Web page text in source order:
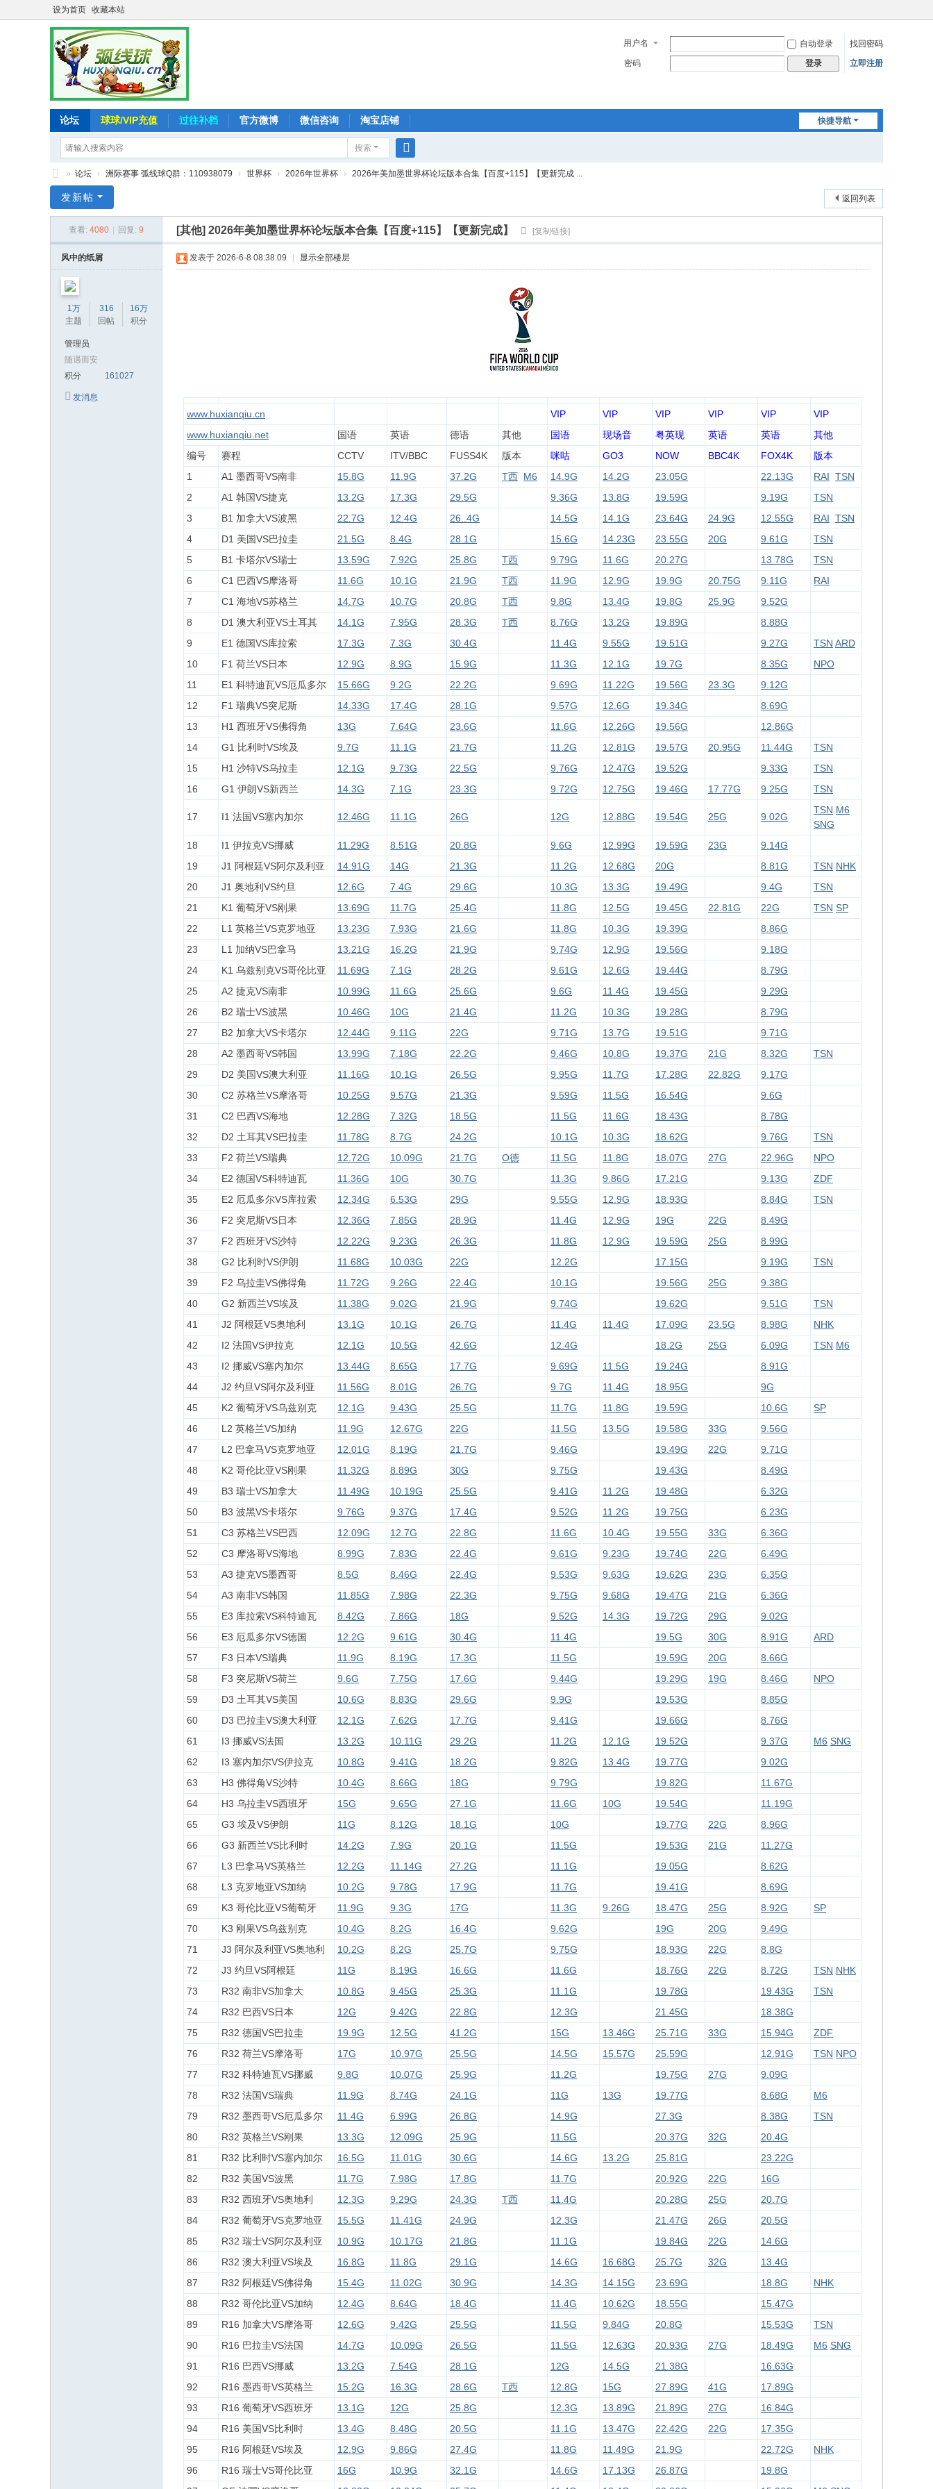
设为首页 收藏本站
用户名 自动登录
找回密码
密码
登录 立即注册
快捷导航
论坛 球球/VIP充值 过往补档 官方微博 微信咨询 淘宝店铺
搜索
搜
线
» 论坛 › 洲际赛事 弧线球Q群：110938079 › 世界杯 › 2026年世界杯 › 2026年美加墨世界杯论坛版本合集【百度+115】【更新完成 ...
返回列表
发新帖
查看: 4080 回复: 9 [其他] 2026年美加墨世界杯论坛版本合集【百度+115】【更新完成】 [复制链接]
风中的纸屑
1万
主题
316
回帖
16万
积分
管理员
随遇而安
积分
161027
发消息
发表于 2026-6-8 08:38:09 显示全部楼层
www.huxianqiu.cn VIP VIP VIP VIP VIP
VIP
www.huxianqiu.net
国语 英语 德语 其他 国语 现场音 粤英现 英语 英语
其他
编号
赛程 CCTV ITV/BBC FUSS4K 版本 咪咕 GO3 NOW BBC4K FOX4K
版本
1
A1 墨西哥VS南非 15.8G 11.9G 37.2G T西 M6 14.9G 14.2G 23.05G 22.13G RAI TSN
2
A1 韩国VS捷克 13.2G 17.3G 29.5G 9.36G 13.8G 19.59G 9.19G
TSN
3
B1 加拿大VS波黑 22.7G 12.4G 26..4G 14.5G 14.1G 23.64G 24.9G 12.55G RAI TSN
4
D1 美国VS巴拉圭 21.5G 8.4G 28.1G 15.6G 14.23G 23.55G 20G 9.61G
TSN
5
B1 卡塔尔VS瑞士 13.59G 7.92G 25.8G T西 9.79G 11.6G 20.27G 13.78G
TSN
6
C1 巴西VS摩洛哥 11.6G 10.1G 21.9G T西 11.9G 12.9G 19.9G 20.75G 9.11G
RAI
7
C1 海地VS苏格兰 14.7G 10.7G 20.8G T西 9.8G 13.4G 19.8G 25.9G
9.52G
8
D1 澳大利亚VS土耳其 14.1G 7.95G 28.3G T西 8.76G 13.2G 19.89G
8.88G
9
E1 德国VS库拉索 17.3G 7.3G 30.4G 11.4G 9.55G 19.51G 9.27G TSN ARD
10
F1 荷兰VS日本 12.9G 8.9G 15.9G 11.3G 12.1G 19.7G 8.35G
NPO
11
E1 科特迪瓦VS厄瓜多尔 15.66G 9.2G 22.2G 9.69G 11.22G 19.56G 23.3G
9.12G
12
F1 瑞典VS突尼斯 14.33G 17.4G 28.1G 9.57G 12.6G 19.34G
8.69G
13
H1 西班牙VS佛得角 13G 7.64G 23.6G 11.6G 12.26G 19.56G
12.86G
14
G1 比利时VS埃及 9.7G 11.1G 21.7G 11.2G 12.81G 19.57G 20.95G 11.44G
TSN
15
H1 沙特VS乌拉圭 12.1G 9.73G 22.5G 9.76G 12.47G 19.52G 9.33G
TSN
16
G1 伊朗VS新西兰 14.3G 7.1G 23.3G 9.72G 12.75G 19.46G 17.77G 9.25G TSN
17 I1 法国VS塞内加尔 12.46G 11.1G 26G 12G 12.88G 19.54G 25G 9.02G
TSN M6
SNG
18
I1 伊拉克VS挪威 11.29G 8.51G 20.8G 9.6G 12.99G 19.59G 23G
9.14G
19
J1 阿根廷VS阿尔及利亚 14.91G 14G 21.3G 11.2G 12.68G 20G 8.81G TSN NHK
20
J1 奥地利VS约旦 12.6G 7.4G 29.6G 10.3G 13.3G 19.49G 9.4G
TSN
21
K1 葡萄牙VS刚果 13.69G 11.7G 25.4G 11.8G 12.5G 19.45G 22.81G 22G TSN SP
22
L1 英格兰VS克罗地亚 13.23G 7.93G 21.6G 11.8G 10.3G 19.39G
8.86G
23
L1 加纳VS巴拿马 13.21G 16.2G 21.9G 9.74G 12.9G 19.56G
9.18G
24
K1 乌兹别克VS哥伦比亚 11.69G 7.1G 28.2G 9.61G 12.6G 19.44G
8.79G
25
A2 捷克VS南非 10.99G 11.6G 25.6G 9.6G 11.4G 19.45G
9.29G
26
B2 瑞士VS波黑 10.46G 10G 21.4G 11.2G 10.3G 19.28G
8.79G
27
B2 加拿大VS卡塔尔 12.44G 9.11G 22G 9.71G 13.7G 19.51G
9.71G
28
A2 墨西哥VS韩国 13.99G 7.18G 22.2G 9.46G 10.8G 19.37G 21G 8.32G
TSN
29
D2 美国VS澳大利亚 11.16G 10.1G 26.5G 9.95G 11.7G 17.28G 22.82G
9.17G
30
C2 苏格兰VS摩洛哥 10.25G 9.57G 21.3G 9.59G 11.5G 16.54G
9.6G
31
C2 巴西VS海地 12.28G 7.32G 18.5G 11.5G 11.6G 18.43G
8.78G
32
D2 土耳其VS巴拉圭 11.78G 8.7G 24.2G 10.1G 10.3G 18.62G 9.76G
TSN
33
F2 荷兰VS瑞典 12.72G 10.09G 21.7G O德 11.5G 11.8G 18.07G 27G 22.96G
NPO
34
E2 德国VS科特迪瓦 11.36G 10G 30.7G 11.3G 9.86G 17.21G 9.13G
ZDF
35
E2 厄瓜多尔VS库拉索 12.34G 6.53G 29G 9.55G 12.9G 18.93G 8.84G
TSN
36
F2 突尼斯VS日本 12.36G 7.85G 28.9G 11.4G 12.9G 19G 22G
8.49G
37
F2 西班牙VS沙特 12.22G 9.23G 26.3G 11.8G 12.9G 19.59G 25G
8.99G
38
G2 比利时VS伊朗 11.68G 10.03G 22G 12.2G 17.15G 9.19G
TSN
39
F2 乌拉圭VS佛得角 11.72G 9.26G 22.4G 10.1G 19.56G 25G
9.38G
40
G2 新西兰VS埃及 11.38G 9.02G 21.9G 9.74G 19.62G 9.51G
TSN
41
J2 阿根廷VS奥地利 13.1G 10.1G 26.7G 11.4G 11.4G 17.09G 23.5G 8.98G
NHK
42
I2 法国VS伊拉克 12.1G 10.5G 42.6G 12.4G 18.2G 25G 6.09G TSN M6
43
I2 挪威VS塞内加尔 13.44G 8.65G 17.7G 9.69G 11.5G 19.24G
8.91G
44
J2 约旦VS阿尔及利亚 11.56G 8.01G 26.7G 9.7G 11.4G 18.95G
9G
45
K2 葡萄牙VS乌兹别克 12.1G 9.43G 25.5G 11.7G 11.8G 19.59G 10.6G
SP
46
L2 英格兰VS加纳 11.9G 12.67G 22G 11.5G 13.5G 19.58G 33G
9.56G
47
L2 巴拿马VS克罗地亚 12.01G 8.19G 21.7G 9.46G 19.49G 22G
9.71G
48
K2 哥伦比亚VS刚果 11.32G 8.89G 30G 9.75G 19.43G
8.49G
49
B3 瑞士VS加拿大 11.49G 10.19G 25.5G 9.41G 11.2G 19.48G
6.32G
50
B3 波黑VS卡塔尔 9.76G 9.37G 17.4G 9.52G 11.2G 19.75G
6.23G
51
C3 苏格兰VS巴西 12.09G 12.7G 22.8G 11.6G 10.4G 19.55G 33G
6.36G
52
C3 摩洛哥VS海地 8.99G 7.83G 22.4G 9.61G 9.23G 19.74G 22G
6.49G
53
A3 捷克VS墨西哥 8.5G 8.46G 22.4G 9.53G 9.63G 19.62G 23G
6.35G
54
A3 南非VS韩国 11.85G 7.98G 22.3G 9.75G 9.68G 19.47G 21G
6.36G
55
E3 库拉索VS科特迪瓦 8.42G 7.86G 18G 9.52G 14.3G 19.72G 29G
9.02G
56
E3 厄瓜多尔VS德国 12.2G 9.61G 30.4G 11.4G 19.5G 30G 8.91G
ARD
57
F3 日本VS瑞典 11.9G 8.19G 17.3G 11.5G 19.59G 20G
8.66G
58
F3 突尼斯VS荷兰 9.6G 7.75G 17.6G 9.44G 19.29G 19G 8.46G
NPO
59
D3 土耳其VS美国 10.6G 8.83G 29.6G 9.9G 19.53G
8.85G
60
D3 巴拉圭VS澳大利亚 12.1G 7.62G 17.7G 9.41G 19.66G
8.76G
61
I3 挪威VS法国 13.2G 10.11G 29.2G 11.2G 12.1G 19.52G 9.37G M6 SNG
62
I3 塞内加尔VS伊拉克 10.8G 9.41G 18.2G 9.82G 13.4G 19.77G
9.02G
63
H3 佛得角VS沙特 10.4G 8.66G 18G 9.79G 19.82G
11.67G
64
H3 乌拉圭VS西班牙 15G 9.65G 27.1G 11.6G 10G 19.54G
11.19G
65
G3 埃及VS伊朗 11G 8.12G 18.1G 10G 19.77G 22G
8.96G
66
G3 新西兰VS比利时 14.2G 7.9G 20.1G 11.5G 19.53G 21G
11.27G
67
L3 巴拿马VS英格兰 12.2G 11.14G 27.2G 11.1G 19.05G
8.62G
68
L3 克罗地亚VS加纳 10.2G 9.78G 17.9G 11.7G 19.41G
8.69G
69
K3 哥伦比亚VS葡萄牙 11.9G 9.3G 17G 11.3G 9.26G 18.47G 25G 8.92G
SP
70
K3 刚果VS乌兹别克 10.4G 8.2G 16.4G 9.62G 19G 20G
9.49G
71
J3 阿尔及利亚VS奥地利 10.2G 8.2G 25.7G 9.75G 18.93G 22G
8.8G
72
J3 约旦VS阿根廷 11G 8.19G 16.6G 11.6G 18.76G 22G 8.72G TSN NHK
73
R32 南非VS加拿大 10.8G 9.45G 25.3G 11.1G 19.78G 19.43G
TSN
74
R32 巴西VS日本 12G 9.42G 22.8G 12.3G 21.45G
18.38G
75
R32 德国VS巴拉圭 19.9G 12.5G 41.2G 15G 13.46G 25.71G 33G 15.94G
ZDF
76
R32 荷兰VS摩洛哥 17G 10.97G 25.5G 14.5G 15.57G 25.59G 12.91G TSN NPO
77
R32 科特迪瓦VS挪威 9.8G 10.07G 25.9G 11.2G 19.75G 27G
9.09G
78
R32 法国VS瑞典 11.9G 8.74G 24.1G 11G 13G 19.77G 8.68G
M6
79
R32 墨西哥VS厄瓜多尔 11.4G 6.99G 26.8G 14.9G 27.3G 8.38G
TSN
80
R32 英格兰VS刚果 13.3G 12.09G 25.9G 11.5G 20.37G 32G
20.4G
81
R32 比利时VS塞内加尔 16.5G 11.01G 30.6G 14.6G 13.2G 25.81G
23.22G
82
R32 美国VS波黑 11.7G 7.98G 17.8G 11.7G 20.92G 22G
16G
83
R32 西班牙VS奥地利 12.3G 9.29G 24.3G T西 11.4G 20.28G 25G
20.7G
84
R32 葡萄牙VS克罗地亚 15.5G 11.41G 24.9G 12.3G 21.47G 26G
20.5G
85
R32 瑞士VS阿尔及利亚 10.9G 10.17G 21.8G 11.1G 19.84G 22G
14.6G
86
R32 澳大利亚VS埃及 16.8G 11.8G 29.1G 14.6G 16.68G 25.7G 32G
13.4G
87
R32 阿根廷VS佛得角 15.4G 11.02G 30.9G 14.3G 14.15G 23.69G 18.8G
NHK
88
R32 哥伦比亚VS加纳 12.4G 8.64G 18.4G 11.4G 10.62G 18.55G
15.47G
89
R16 加拿大VS摩洛哥 12.6G 9.42G 25.5G 11.5G 9.84G 20.8G 15.53G
TSN
90
R16 巴拉圭VS法国 14.7G 10.09G 26.5G 11.5G 12.63G 20.93G 27G 18.49G M6 SNG
91
R16 巴西VS挪威 13.2G 7.54G 28.1G 12G 14.5G 21.38G
16.63G
92
R16 墨西哥VS英格兰 15.2G 16.3G 28.6G T西 12.8G 15G 27.89G 41G
17.89G
93
R16 葡萄牙VS西班牙 13.1G 12G 25.8G 12.3G 13.89G 21.89G 27G
16.84G
94
R16 美国VS比利时 13.4G 8.48G 20.5G 11.1G 13.47G 22.42G 22G
17.35G
95
R16 阿根廷VS埃及 12.9G 9.86G 27.4G 11.8G 11.49G 21.9G 22.72G
NHK
96
R16 瑞士VS哥伦比亚 16G 10.9G 32.1G 14.6G 17.13G 26.87G
19.8G